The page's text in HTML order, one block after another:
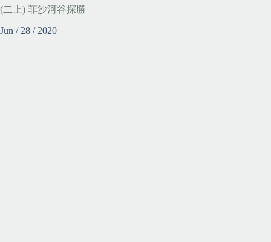
(二上) 菲沙河谷探勝
Jun / 28 / 2020